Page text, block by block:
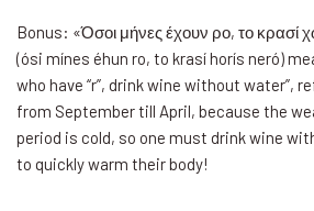
Bonus: «Όσοι μήνες έχουν ρο, το κρασί
(ósi mínes éhun ro, to krasí horís neró)
who have “r”, drink wine without water”,
from September till April, because the
period is cold, so one must drink wine
to quickly warm their body!